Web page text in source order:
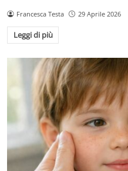
Francesca Testa 29 Aprile 2026
Leggi di più